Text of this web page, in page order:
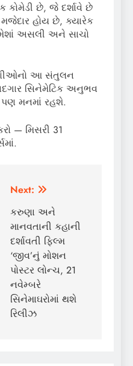
કોમેડી છે, જે દર્શાવે છે
હોય છે, ક્યારેક
અસલી અને સાચો
આ સંતુલન
સિનેમેટિક અનુભવ
મનમાં રહશે.
— મિસરી 31
Next:
કરુણા અને
માનવતાની કહાની
દર્શાવતી ફિલ્મ
‘જીવ’નું મોશન
પોસ્ટર લોન્ચ, 21
નવેમ્બરે
સિનેમાઘરોમાં થશે
રિલીઝ